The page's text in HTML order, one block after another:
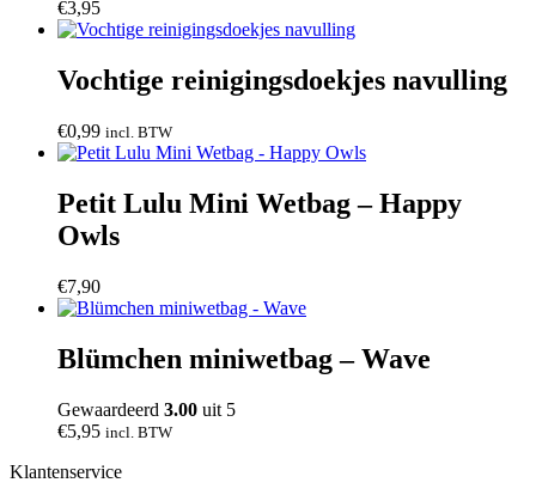
€3,95
Vochtige reinigingsdoekjes navulling
€0,99 incl. BTW
Petit Lulu Mini Wetbag – Happy
Owls
€7,90
Blümchen miniwetbag – Wave
Gewaardeerd 3.00 uit 5
€5,95 incl. BTW
Klantenservice